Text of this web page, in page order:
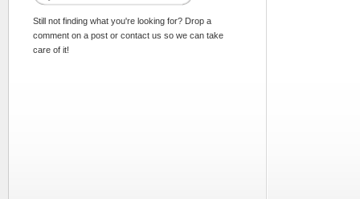
Still not finding what you're looking for? Drop a
comment on a post or contact us so we can take
care of it!